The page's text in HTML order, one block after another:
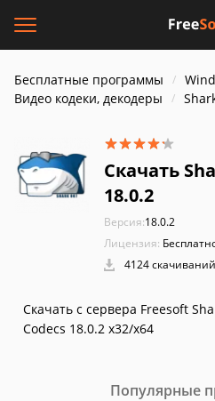
Бесплатные программы
Видео кодеки, декодеры
Скачать
18.0.2
Версия:18.0.2
Лицензия:
4124 скачиваний
Скачать с сервера Freesoft
Codecs 18.0.2 x32/x64
Популярные